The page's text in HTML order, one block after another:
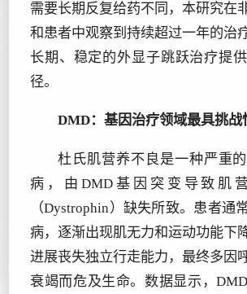
需要长期反复给药不同，本研究在
和患者中观察到持续超过一年的治
长期、稳定的外显子跳跃治疗提
径。
DMD：基因治疗领域最具挑战
杜氏肌营养不良是一种严重
病，由DMD基因突变导致肌
（Dystrophin）缺失所致。患者通
病，逐渐出现肌无力和运动功能下
进展丧失独立行走能力，最终多因
衰竭而危及生命。数据显示，